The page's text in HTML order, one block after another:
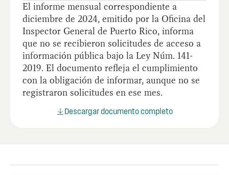
El informe mensual correspondiente a
diciembre de 2024, emitido por la Oficina del
Inspector General de Puerto Rico, informa
que no se recibieron solicitudes de acceso a
información pública bajo la Ley Núm. 141-
2019. El documento refleja el cumplimiento
con la obligación de informar, aunque no se
registraron solicitudes en ese mes.
Descargar documento completo